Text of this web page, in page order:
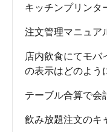
キッチンプリンタ
注文管理マニュア
店内飲食にてモバ
の表示はどのよう
テーブル合算で会
飲み放題注文のキ